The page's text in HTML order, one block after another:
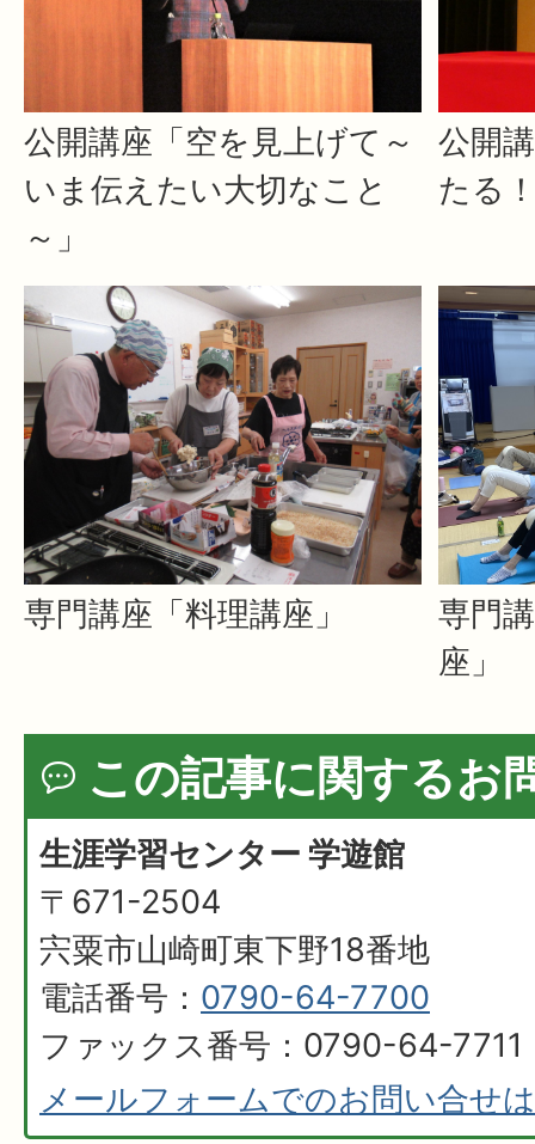
公開講座「空を見上げて～
いま伝えたい大切なこと
～」
公開
たる
専門講座「料理講座」
専門
座」
この記事に関するお
生涯学習センター 学遊館
〒671-2504
宍粟市山崎町東下野18番地
電話番号： 0790-64-7700
ファックス番号：0790-64-7711
メールフォームでのお問い合せ